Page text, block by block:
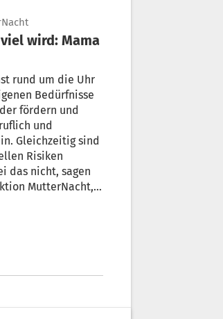
rund um die Uhr
Bedürfnisse
fördern und
und
Gleichzeitig sind
Risiken
das nicht, sagen
MutterNacht,